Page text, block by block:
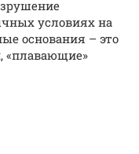
условиях на
основания – это
«плавающие»